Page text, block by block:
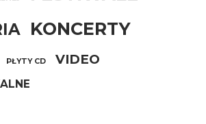
KONCERTY
PŁYTY CD VIDEO